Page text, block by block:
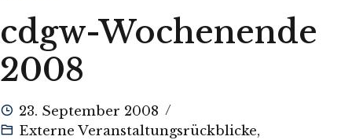
cdgw-Wochenende
2008
23. September 2008
Externe Veranstaltungsrückblicke,